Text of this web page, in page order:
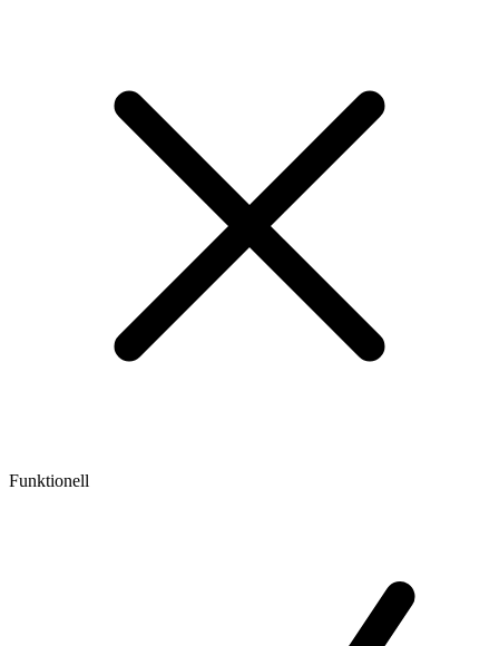
Funktionell